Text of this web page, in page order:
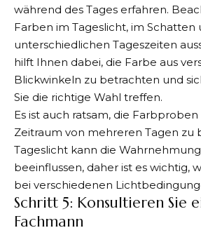
während des Tages erfahren.
Farben im Tageslicht, im Schatten
unterschiedlichen Tageszeiten
hilft Ihnen dabei, die Farbe aus
Blickwinkeln zu betrachten und
Sie die richtige Wahl treffen.
Es ist auch ratsam, die
Zeitraum von mehreren Tagen zu
Tageslicht kann die
beeinflussen, daher ist es wichtig,
bei verschiedenen
Schritt 5: Konsultieren Sie
Fachmann